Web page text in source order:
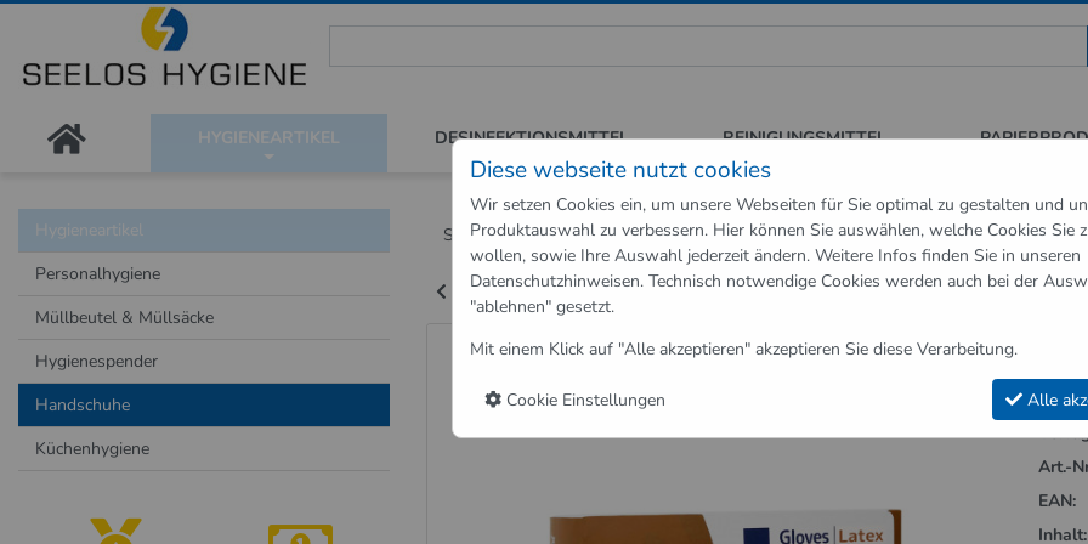
HYGIENEARTIKEL DESINFEKTIONSMITTEL REINIGUNGSMITTEL
Shop Hygieneartikel Handschuhe Einweghandschuhe Latex Classic Abena
Zurück zu "Handschuhe"
Einweghandschuhe Latex Classic Abena
Art.-
EAN:
Inhalt:
Hygieneartikel
Personalhygiene
Müllbeutel & Müllsäcke
Hygienespender
Handschuhe
Küchenhygiene
Diese webseite nutzt cookies
Wir setzen Cookies ein, um unsere Webseiten für Sie optimal zu gestalten und
Produktauswahl zu verbessern. Hier können Sie auswählen, welche Cookies Sie
wollen, sowie Ihre Auswahl jederzeit ändern. Weitere Infos finden Sie in unseren
Datenschutzhinweisen. Technisch notwendige Cookies werden auch bei der
"ablehnen" gesetzt.
Mit einem Klick auf "Alle akzeptieren" akzeptieren Sie diese Verarbeitung.
Cookie Einstellungen Alle